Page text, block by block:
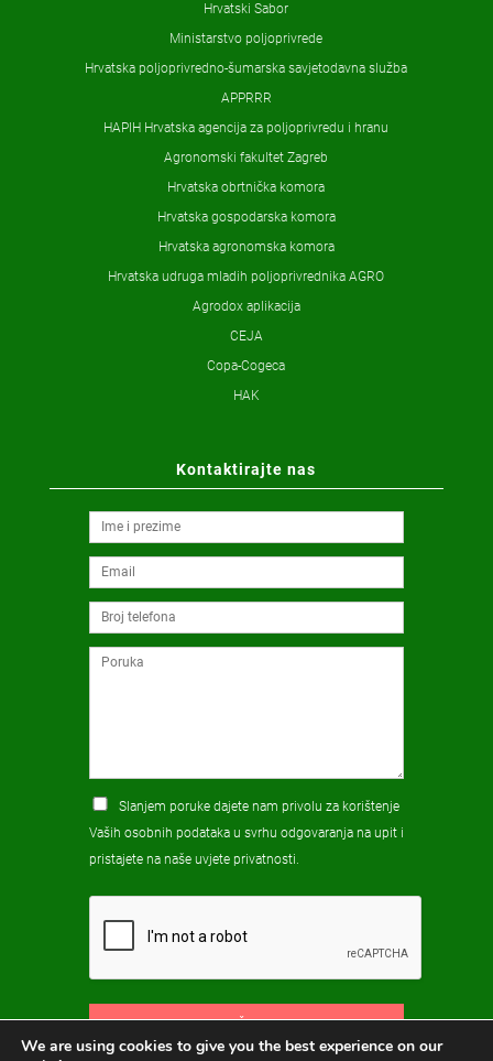
Hrvatski Sabor
Ministarstvo poljoprivrede
Hrvatska poljoprivredno-šumarska savjetodavna služba
APPRRR
HAPIH Hrvatska agencija za poljoprivredu i hranu
Agronomski fakultet Zagreb
Hrvatska obrtnička komora
Hrvatska gospodarska komora
Hrvatska agronomska komora
Hrvatska udruga mladih poljoprivrednika AGRO
Agrodox aplikacija
CEJA
Copa-Cogeca
HAK
Kontaktirajte nas
Slanjem poruke dajete nam privolu za korištenje
Vaših osobnih podataka u svrhu odgovaranja na upit i
pristajete na naše uvjete privatnosti
POŠALJI
We are using cookies to give you the best experience on our